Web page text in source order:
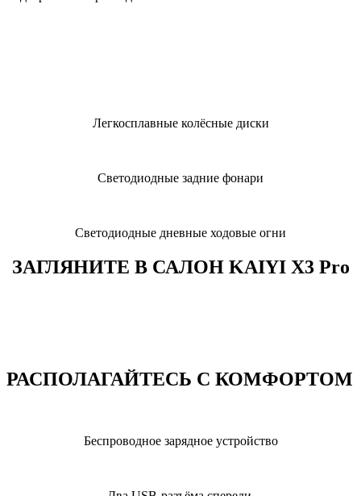
Легкосплавные колёсные диски
Светодиодные задние фонари
Светодиодные дневные ходовые огни
ЗАГЛЯНИТЕ В САЛОН KAIYI X3 Pro
РАСПОЛАГАЙТЕСЬ С КОМФОРТОМ
Беспроводное зарядное устройство